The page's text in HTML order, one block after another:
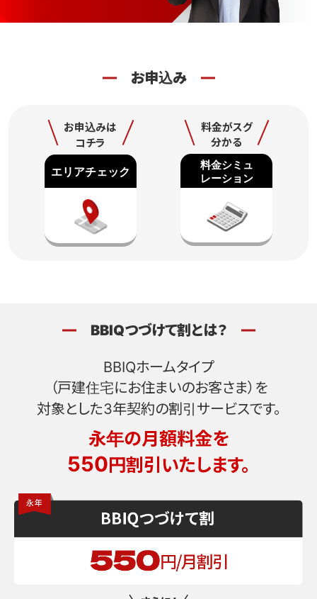
光テレビ
お申込み
お申込みは
コチラ
料金がスグ
分かる
BBIQつづけて割とは？
BBIQホームタイプ
（戸建住宅にお住まいのお客さま）を
対象とした3年契約の割引サービスです。
永年の月額料金を
550円割引いたします。